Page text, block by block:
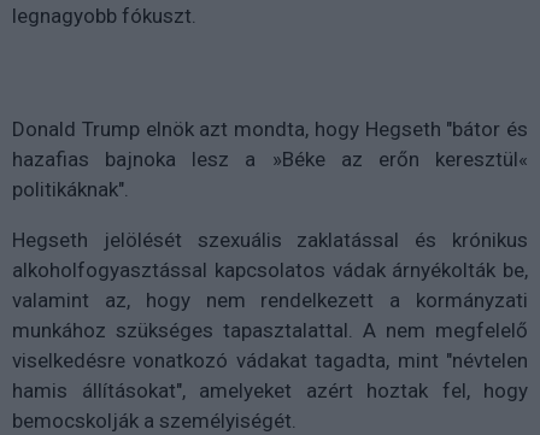
legnagyobb fókuszt.
Donald Trump elnök azt mondta, hogy Hegseth "bátor és
hazafias bajnoka lesz a »Béke az erőn keresztül«
politikáknak".
Hegseth jelölését szexuális zaklatással és krónikus
alkoholfogyasztással kapcsolatos vádak árnyékolták be,
valamint az, hogy nem rendelkezett a kormányzati
munkához szükséges tapasztalattal. A nem megfelelő
viselkedésre vonatkozó vádakat tagadta, mint "névtelen
hamis állításokat", amelyeket azért hoztak fel, hogy
bemocskolják a személyiségét.